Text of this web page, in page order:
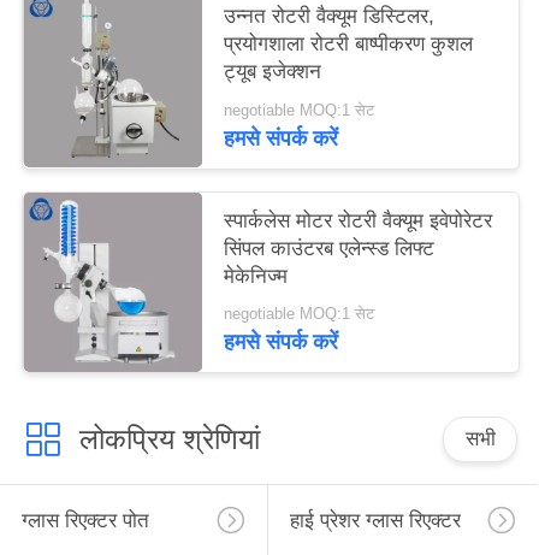
उन्नत रोटरी वैक्यूम डिस्टिलर,
प्रयोगशाला रोटरी बाष्पीकरण कुशल
ट्यूब इजेक्शन
negotiable MOQ:1 सेट
हमसे संपर्क करें
स्पार्कलेस मोटर रोटरी वैक्यूम इवेपोरेटर
सिंपल काउंटरब एलेन्स्ड लिफ्ट
मेकेनिज्म
negotiable MOQ:1 सेट
हमसे संपर्क करें
लोकप्रिय श्रेणियां सभी
ग्लास रिएक्टर पोत हाई प्रेशर ग्लास रिएक्टर